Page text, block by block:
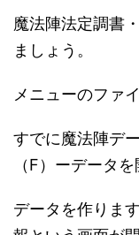
魔法陣法定調書
ましょう。
メニューのファ
すでに魔法陣デ
（F）ーデータ
データを作りま